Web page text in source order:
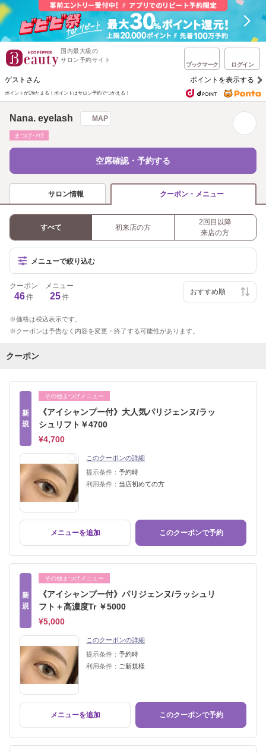
国内最大級の
サロン予約サイト
ブックマーク ログイン
ゲストさん ポイントを表示する
ポイントが1%たまる！ ポイントはサロン予約でつかえる！
Nana. eyelash MAP
まつげ･ﾒｲｸ
空席確認・予約する
サロン情報 クーポン・メニュー
すべて 初来店の方
2回目以降
来店の方
メニューで絞り込む
クーポン
46件
メニュー
25件
価格は税込表示です。
クーポンは予告なく内容を変更・終了する可能性があります。
クーポン
新
規
その他まつげメニュー
《アイシャンプー付》大人気パリジェンヌ/ラッ
シュリフト￥4700
¥4,700
このクーポンの詳細
提示条件： 予約時
利用条件： 当店初めての方
メニューを追加 このクーポンで予約
新
規
その他まつげメニュー
《アイシャンプー付》パリジェンヌ/ラッシュリ
フト＋高濃度Tr ￥5000
¥5,000
このクーポンの詳細
提示条件： 予約時
利用条件： ご新規様
メニューを追加 このクーポンで予約